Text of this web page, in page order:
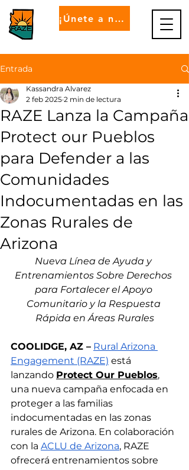
¡Únete a nosotros!
Entrada
RAZE Lanza la Campaña
Protect our Pueblos
para Defender a las
Comunidades
Indocumentadas en las
Zonas Rurales de
Arizona
Kassandra Alvarez
2 feb 2025 2 min de lectura
Nueva Línea de Ayuda y
Entrenamientos Sobre Derechos
para Fortalecer el Apoyo
Comunitario y la Respuesta
Rápida en Áreas Rurales
COOLIDGE, AZ – Rural Arizona
Engagement (RAZE) está
lanzando Protect Our Pueblos,
una nueva campaña enfocada en
proteger a las familias
indocumentadas en las zonas
rurales de Arizona. En colaboración
con la ACLU de Arizona, RAZE
ofrecerá entrenamientos sobre